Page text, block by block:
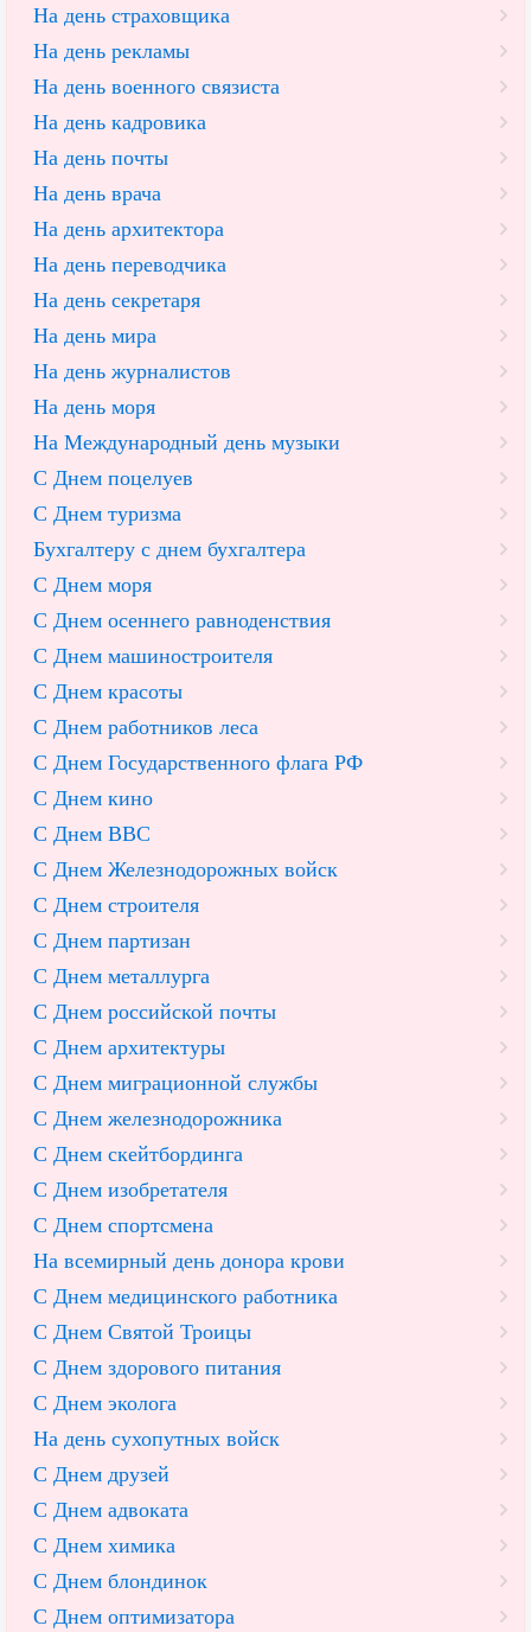
На день страховщика
На день рекламы
На день военного связиста
На день кадровика
На день почты
На день врача
На день архитектора
На день переводчика
На день секретаря
На день мира
На день журналистов
На день моря
На Международный день музыки
С Днем поцелуев
С Днем туризма
Бухгалтеру с днем бухгалтера
С Днем моря
С Днем осеннего равноденствия
С Днем машиностроителя
С Днем красоты
С Днем работников леса
С Днем Государственного флага РФ
С Днем кино
С Днем ВВС
С Днем Железнодорожных войск
С Днем строителя
С Днем партизан
С Днем металлурга
С Днем российской почты
С Днем архитектуры
С Днем миграционной службы
С Днем железнодорожника
С Днем скейтбординга
С Днем изобретателя
С Днем спортсмена
На всемирный день донора крови
С Днем медицинского работника
С Днем Святой Троицы
С Днем здорового питания
С Днем эколога
На день сухопутных войск
С Днем друзей
С Днем адвоката
С Днем химика
С Днем блондинок
С Днем оптимизатора